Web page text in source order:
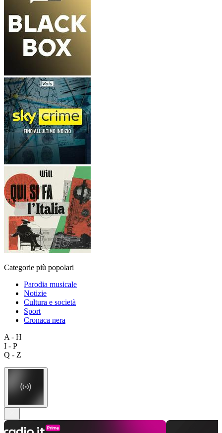
Categorie più popolari
Parodia musicale
Notizie
Cultura e società
Sport
Cronaca nera
A - H
I - P
Q - Z